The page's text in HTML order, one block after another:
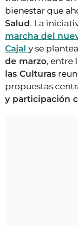
bienestar que
Salud. La
marcha del
Cajal y se
de marzo, entre
las Culturas
propuestas
y participación